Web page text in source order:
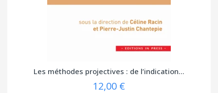
Les méthodes projectives : de l’indication...
12,00 €